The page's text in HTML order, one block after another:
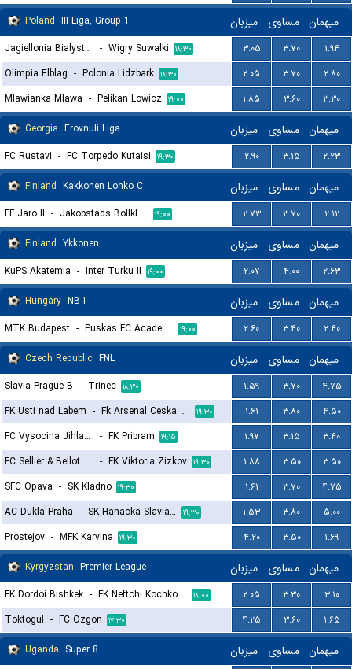
Poland III Liga, Group 1 میزبان مساوی میهمان
Jagiellonia Bialystok II - Wigry Suwalki ۱۸:۳۰ ۳.۰۵ ۳.۷۰
۱.۹۴
Olimpia Elblag - Polonia Lidzbark ۱۸:۳۰ ۲.۰۵ ۳.۷۰
۲.۸۰
Mlawianka Mlawa - Pelikan Lowicz ۱۹:۰۰ ۱.۸۵ ۳.۶۰
۳.۳۰
Georgia Erovnuli Liga میزبان مساوی میهمان
FC Rustavi - FC Torpedo Kutaisi ۱۹:۳۰ ۲.۹۰ ۳.۱۵
۲.۲۳
Finland Kakkonen Lohko C میزبان مساوی میهمان
FF Jaro II - Jakobstads Bollklubb ۱۹:۰۰ ۲.۷۳ ۳.۷۰
۲.۱۲
Finland Ykkonen میزبان مساوی میهمان
KuPS Akatemia - Inter Turku II ۱۹:۰۰ ۲.۰۷ ۴.۰۰
۲.۶۳
Hungary NB I میزبان مساوی میهمان
MTK Budapest - Puskas FC Academy ۱۹:۰۰ ۲.۶۰ ۳.۴۰
۲.۴۰
Czech Republic FNL میزبان مساوی میهمان
Slavia Prague B - Trinec ۱۸:۳۰ ۱.۵۹ ۳.۷۰
۴.۷۵
FK Usti nad Labem - Fk Arsenal Ceska Lipa ۱۹:۳۰ ۱.۶۱ ۳.۸۰
۴.۵۰
FC Vysocina Jihlava
- FK Pribram ۱۹:۱۵ ۱.۹۷ ۳.۱۵
۳.۴۰
FC Sellier & Bellot Vlasim
- FK Viktoria Zizkov ۱۹:۳۰ ۱.۸۸ ۳.۵۰
۳.۵۰
SFC Opava - SK Kladno ۱۹:۳۰ ۱.۶۱ ۳.۷۰
۴.۷۵
AC Dukla Praha - SK Hanacka Slavia Kromeriz ۱۹:۳۰ ۱.۵۳ ۳.۸۰
۵.۰۰
Prostejov - MFK Karvina ۱۹:۳۰ ۴.۲۰ ۳.۵۰
۱.۶۹
Kyrgyzstan Premier League میزبان مساوی میهمان
FK Dordoi Bishkek - FK Neftchi Kochkor-Ata ۱۸:۰۰ ۲.۰۵ ۳.۳۰
۳.۱۰
Toktogul - FC Ozgon ۱۷:۳۰ ۴.۲۵ ۳.۶۰
۱.۶۵
Uganda Super 8 میزبان مساوی میهمان